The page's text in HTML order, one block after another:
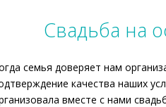
Свадьба на
семья доверяет нам
качества наших
вместе с нами